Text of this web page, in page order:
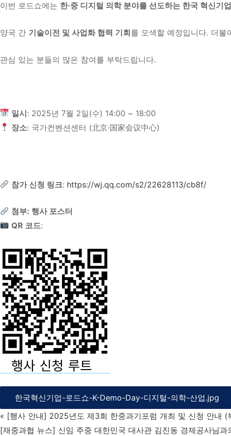
이번 로드쇼에는 한·중 디지털 의학 분야를 선도하는 한국 혁신기
양국 간 기술이전 및 사업화 협력 기회를 모색할 예정입니다. 더불
관심 있는 분들의 많은 참여를 부탁드립니다.
일시: 2025년 7월 2일(수) 14:00 ~ 18:00
장소: 국가컨벤션센터 (北京·国家会议中心)
참가 신청 링크: https://wj.qq.com/s2/22628113/cb8f/
첨부: 행사 포스터
QR 코드:
한국혁신기업-로드쇼-K-Demo-Day-디지털-의학-산업.jpg
« [행사 안내] 2025년도 제3회 한중과기포럼 개최 및 신청 안내
[재중과협 뉴스] 신임 주중 대한민국 대사관 김진동 경제공사님과